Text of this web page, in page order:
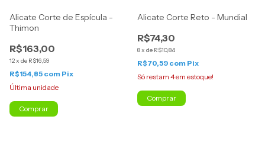
Alicate Corte de Espícula -
Thimon
R$163,00
12x de R$16,59
R$154,85 com Pix
Última unidade
Comprar
Alicate Corte Reto - Mundial
R$74,30
8x de R$10,84
R$70,59 com Pix
Só restam 4em estoque!
Comprar